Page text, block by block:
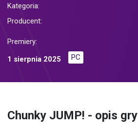
Kategoria:
Producent:
Premiery:
1 sierpnia 2025
PC
Chunky JUMP! - opis gry